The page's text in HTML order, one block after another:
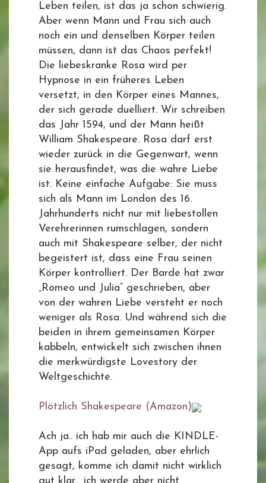
Leben teilen, ist das ja schon schwierig.
Aber wenn Mann und Frau sich auch
noch ein und denselben Körper teilen
müssen, dann ist das Chaos perfekt!
Die liebeskranke Rosa wird per
Hypnose in ein früheres Leben
versetzt, in den Körper eines Mannes,
der sich gerade duelliert. Wir schreiben
das Jahr 1594, und der Mann heißt
William Shakespeare. Rosa darf erst
wieder zurück in die Gegenwart, wenn
sie herausfindet, was die wahre Liebe
ist. Keine einfache Aufgabe: Sie muss
sich als Mann im London des 16.
Jahrhunderts nicht nur mit liebestollen
Verehrerinnen rumschlagen, sondern
auch mit Shakespeare selber, der nicht
begeistert ist, dass eine Frau seinen
Körper kontrolliert. Der Barde hat zwar
„Romeo und Julia“ geschrieben, aber
von der wahren Liebe versteht er noch
weniger als Rosa. Und während sich die
beiden in ihrem gemeinsamen Körper
kabbeln, entwickelt sich zwischen ihnen
die merkwürdigste Lovestory der
Weltgeschichte.
Plötzlich Shakespeare (Amazon)
Ach ja.. ich hab mir auch die KINDLE-
App aufs iPad geladen, aber ehrlich
gesagt, komme ich damit nicht wirklich